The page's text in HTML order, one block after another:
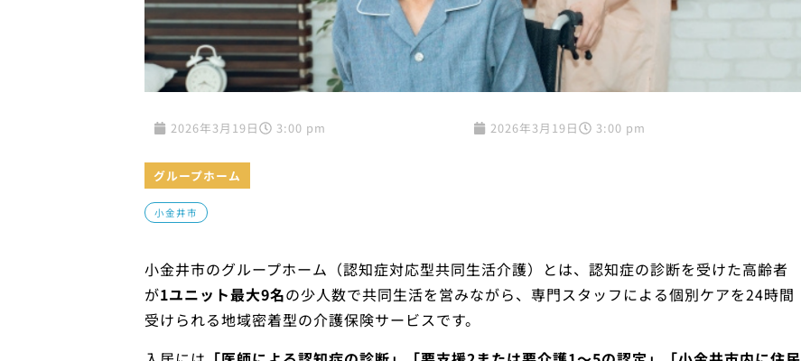
2026年3月19日 3:00 pm 2026年3月19日 3:00 pm
グループホーム
小金井市
小金井市のグループホーム（認知症対応型共同生活介護）とは、認知症の診断を受けた高齢者
が1ユニット最大9名の少人数で共同生活を営みながら、専門スタッフによる個別ケアを24時間
受けられる地域密着型の介護保険サービスです。